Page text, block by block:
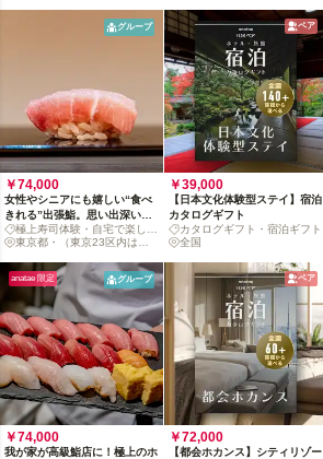
グループ
￥74,000
女性やシニアにも嬉しい“食べ
きれる”出張鮨。思い出深い鮨
劇場を3人以上で
極上寿司体験・自宅で楽しめ
る
東京都・（東京23区内は追
ペア
￥39,000
【日本文化体験型ステイ】宿泊
カタログギフト
カタログギフト・宿泊ギフト
全国
anatae 限定 グループ
￥74,000
我が家が高級鮨店に！極上のホ
ペア
￥72,000
【都会ホカンス】シティリゾー